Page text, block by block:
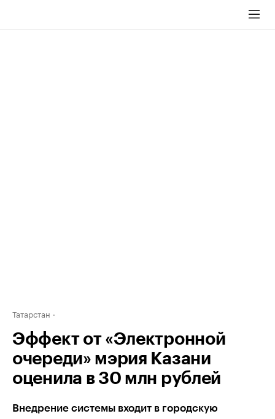
Татарстан
Эффект от «Электронной
очереди» мэрия Казани
оценила в 30 млн рублей
Внедрение системы входит в городскую